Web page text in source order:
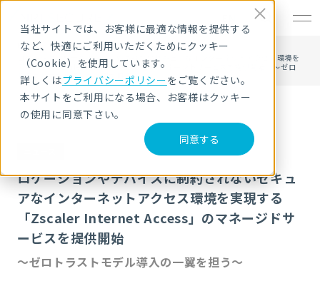
当社サイトでは、お客様に最適な情報を提供する
など、快適にご利用いただくためにクッキー
（Cookie）を使用しています。
詳しくはプライバシーポリシーをご覧ください。
本サイトをご利用になる場合、お客様はクッキー
の使用に同意下さい。
同意する
HOME
ニュース・トピックス
ロケーションやデバイスに制約されないセキュアなインターネットアクセス環境を
実現する「Zscaler Internet Access」のマネージドサービスを提供開始 ～ゼロ
トラストモデル導入の一翼を担う～
ロケーションやデバイスに制約されないセキュ
アなインターネットアクセス環境を実現する
「Zscaler Internet Access」のマネージドサ
ービスを提供開始
～ゼロトラストモデル導入の一翼を担う～